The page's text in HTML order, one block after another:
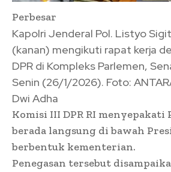
Perbesar
Kapolri Jenderal Pol. Listyo
(kanan) mengikuti rapat kerja
DPR di Kompleks Parlemen,
Senin (26/1/2026). Foto:
Dwi Adha
Komisi III DPR RI menyepakati
berada langsung di bawah
berbentuk kementerian.
Penegasan tersebut